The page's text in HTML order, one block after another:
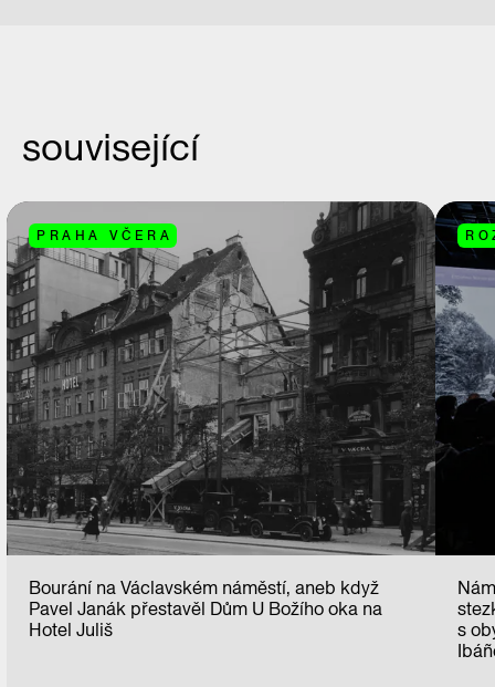
související
PRAHA VČERA
Bourání na Václavském náměstí, aneb když
Pavel Janák přestavěl Dům U Božího oka na
Hotel Juliš
s